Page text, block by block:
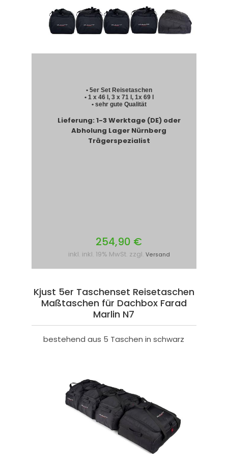
• 5er Set Reisetaschen
• 1 x 46 l, 3 x 71 l, 1x 69 l
• sehr gute Qualität
Lieferung: 1-3 Werktage (DE) oder
Abholung Lager Nürnberg
Trägerspezialist
254,90 €
inkl. inkl. 19% MwSt. zzgl. Versand
Kjust 5er Taschenset Reisetaschen
Maßtaschen für Dachbox Farad
Marlin N7
bestehend aus 5 Taschen in schwarz